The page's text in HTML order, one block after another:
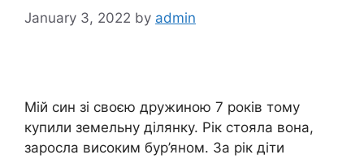
January 3, 2022 by admin
Мій син зі своєю дружиною 7 років тому
купили земельну ділянку. Рік стояла вона,
заросла високим бур’яном. За рік діти